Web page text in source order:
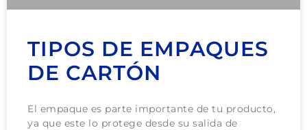
TIPOS DE EMPAQUES
DE CARTÓN
El empaque es parte importante de tu producto,
ya que este lo protege desde su salida de